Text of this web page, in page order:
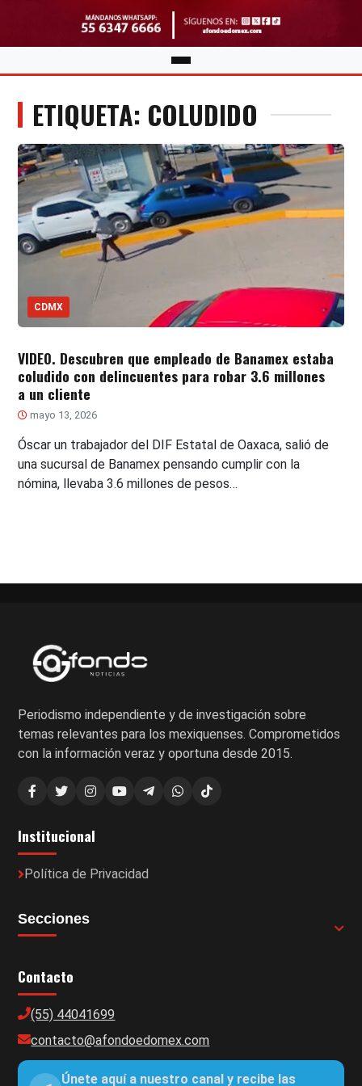
ETIQUETA: COLUDIDO
CDMX
VIDEO. Descubren que empleado de Banamex estaba
coludido con delincuentes para robar 3.6 millones
a un cliente
mayo 13, 2026
Óscar un trabajador del DIF Estatal de Oaxaca, salió de
una sucursal de Banamex pensando cumplir con la
nómina, llevaba 3.6 millones de pesos…
Periodismo independiente y de investigación sobre
temas relevantes para los mexiquenses. Comprometidos
con la información veraz y oportuna desde 2015.
Institucional
Política de Privacidad
Secciones
Contacto
(55) 44041699
contacto@afondoedomex.com
Únete aquí a nuestro canal y recibe las